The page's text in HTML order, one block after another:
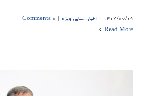
۱۴۰۴/۰۷/۱۹ | اخبار,سایر,ویژه | ۰ Comments
Read More